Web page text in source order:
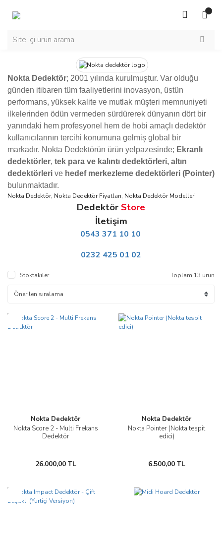
Nokta Dedektör; 2001 yılında kurulmuştur. Var olduğu
günden itibaren tüm faaliyetlerini inovasyon, üstün
performans, yüksek kalite ve mutlak müşteri memnuniyeti
ilkelerinden ödün vermeden sürdürerek dünyanın dört bir
yanındaki hem profesyonel hem de hobi amaçlı dedektör
kullanıcılarının tercihi konumuna gelmiş global bir
markadır. Nokta Dedektörün ürün yelpazesinde; Ekranlı
dedektörler, tek para ve kalıntı dedektörleri, altın
dedektörleri ve hedef merkezleme dedektörleri (Pointer)
bulunmaktadır.
Nokta Dedektör, Nokta Dedektör Fiyatları, Nokta Dedektör Modelleri
DedektörStore
İletişim
0543 371 10 10
0232 425 01 02
Stoktakiler Toplam 13 ürün
Nokta Dedektör
Nokta Score 2 - Multi Frekans
Dedektör
26.000,00 TL
Nokta Dedektör
Nokta Pointer (Nokta tespit
edici)
6.500,00 TL